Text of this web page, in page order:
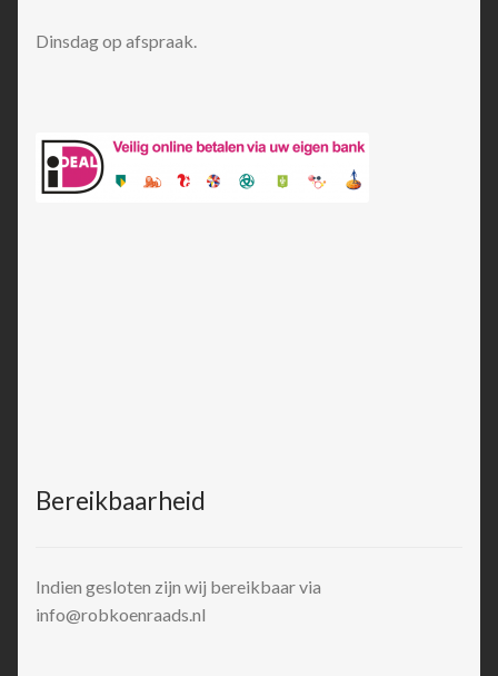
Dinsdag op afspraak.
Bereikbaarheid
Indien gesloten zijn wij bereikbaar via
info@robkoenraads.nl